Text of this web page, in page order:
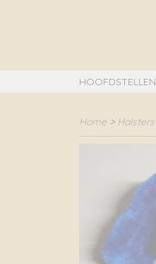
HOOFDSTELLEN
Home > Halsters